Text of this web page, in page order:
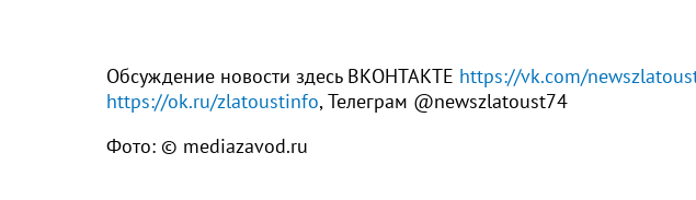
Обсуждение новости здесь ВКОНТАКТЕ https://vk.com/
https://ok.ru/zlatoustinfo, Телеграм @newszlatoust74
Фото: © mediazavod.ru